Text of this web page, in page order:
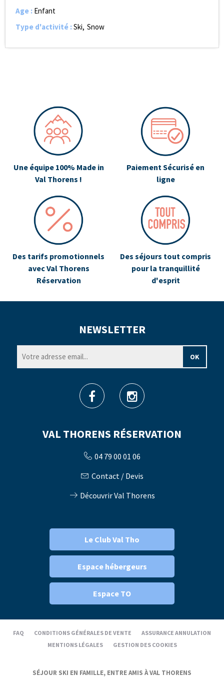
Age : Enfant
Type d'activité :Ski Snow
Une équipe 100% Made in
Val Thorens !
Paiement Sécurisé en
ligne
Des tarifs promotionnels
avec Val Thorens
Réservation
Des séjours tout compris
pour la tranquillité
d'esprit
VAL THORENS RÉSERVATION
04 79 00 01 06
Contact / Devis
Découvrir Val Thorens
NEWSLETTER
Le Club Val Tho
Espace hébergeurs
Espace TO
FAQ CONDITIONS GÉNÉRALES DE VENTE
ASSURANCE ANNULATION
MENTIONS LÉGALES
GESTION DES COOKIES
SÉJOUR SKI EN FAMILLE, ENTRE AMIS À VAL THORENS